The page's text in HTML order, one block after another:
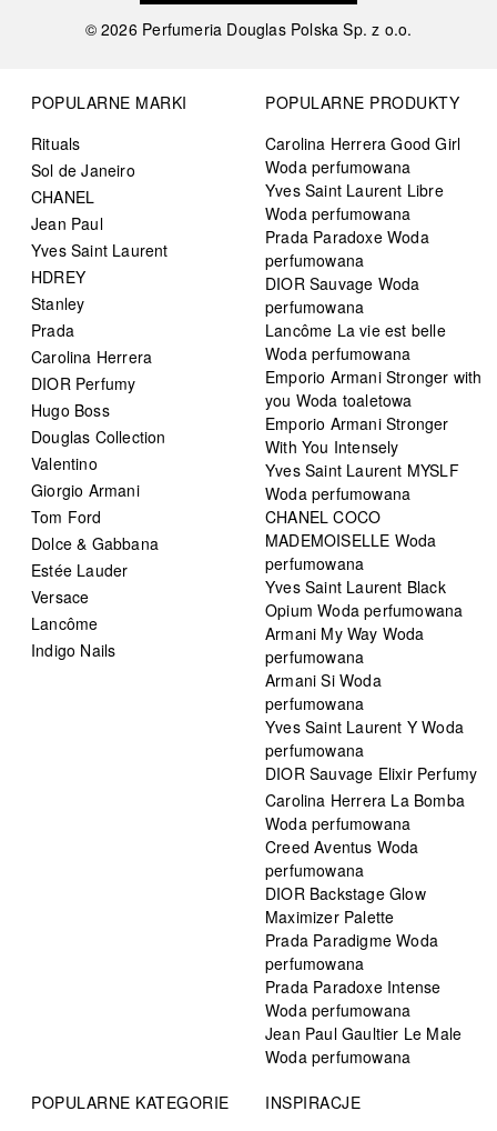
©2026 Perfumeria Douglas Polska Sp. z o.o.
POPULARNE MARKI
Rituals
Sol de Janeiro
CHANEL
Jean Paul
Yves Saint Laurent
HDREY
Stanley
Prada
Carolina Herrera
DIOR Perfumy
Hugo Boss
Douglas Collection
Valentino
Giorgio Armani
Tom Ford
Dolce & Gabbana
Estée Lauder
Versace
Lancôme
Indigo Nails
POPULARNE PRODUKTY
Carolina Herrera Good Girl
Woda perfumowana
Yves Saint Laurent Libre
Woda perfumowana
Prada Paradoxe Woda
perfumowana
DIOR Sauvage Woda
perfumowana
Lancôme La vie est belle
Woda perfumowana
Emporio Armani Stronger with
you Woda toaletowa
Emporio Armani Stronger
With You Intensely
Yves Saint Laurent MYSLF
Woda perfumowana
CHANEL COCO
MADEMOISELLE Woda
perfumowana
Yves Saint Laurent Black
Opium Woda perfumowana
Armani My Way Woda
perfumowana
Armani Si Woda
perfumowana
Yves Saint Laurent Y Woda
perfumowana
DIOR Sauvage Elixir Perfumy
Carolina Herrera La Bomba
Woda perfumowana
Creed Aventus Woda
perfumowana
DIOR Backstage Glow
Maximizer Palette
Prada Paradigme Woda
perfumowana
Prada Paradoxe Intense
Woda perfumowana
Jean Paul Gaultier Le Male
Woda perfumowana
POPULARNE KATEGORIE
INSPIRACJE